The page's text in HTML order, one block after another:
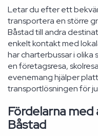
Letar du efter ett
transportera en större
Båstad till andra
enkelt kontakt med
har charterbussar i
en företagsresa,
evenemang hjälper
transportlösningen för
Fördelarna
Båstad